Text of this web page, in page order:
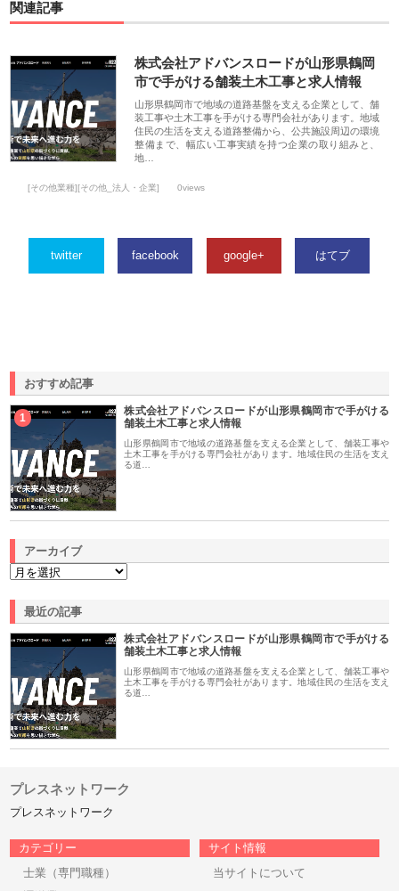
関連記事
株式会社アドバンスロードが山形県鶴岡
市で手がける舗装土木工事と求人情報
山形県鶴岡市で地域の道路基盤を支える企業として、舗
装工事や土木工事を手がける専門会社があります。地域
住民の生活を支える道路整備から、公共施設周辺の環境
整備まで、幅広い工事実績を持つ企業の取り組みと、
地…
[その他業種][その他_法人・企業] 0views
twitter facebook google+ はてブ
おすすめ記事
1
株式会社アドバンスロードが山形県鶴岡市で手がける
舗装土木工事と求人情報
山形県鶴岡市で地域の道路基盤を支える企業として、舗装工事や
土木工事を手がける専門会社があります。地域住民の生活を支え
る道…
アーカイブ
最近の記事
株式会社アドバンスロードが山形県鶴岡市で手がける
舗装土木工事と求人情報
山形県鶴岡市で地域の道路基盤を支える企業として、舗装工事や
土木工事を手がける専門会社があります。地域住民の生活を支え
る道…
プレスネットワーク
プレスネットワーク
カテゴリー
士業（専門職種）
サイト情報
当サイトについて